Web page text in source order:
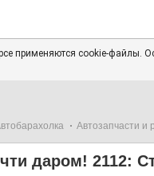
применяются cookie-файлы.
Автозапчасти и
даром! 2112: